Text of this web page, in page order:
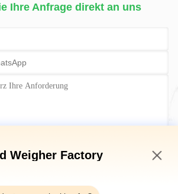
Ihre Anfrage direkt an uns
Jetzt einreichen
Weigher Factory